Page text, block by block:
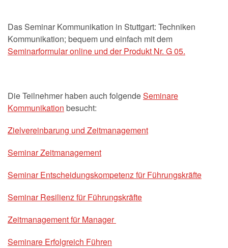
Das Seminar Kommunikation in Stuttgart: Techniken
Kommunikation; bequem und einfach mit dem
Seminarformular online und der Produkt Nr. G 05.
Die Teilnehmer haben auch folgendeSeminare
Kommunikation besucht:
Zielvereinbarung und Zeitmanagement
Seminar Zeitmanagement
Seminar Entscheidungskompetenz für Führungskräfte
Seminar Resilienz für Führungskräfte
Zeitmanagement für Manager
Seminare Erfolgreich Führen